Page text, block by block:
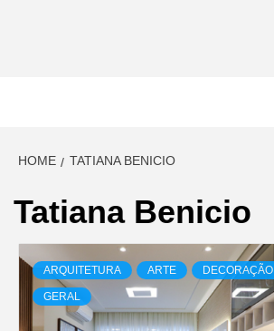
HOME TATIANA BENICIO
Tatiana Benicio
ARQUITETURA ARTE DECORAÇÃO
GERAL